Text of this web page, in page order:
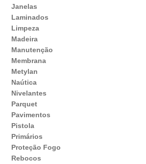
Janelas
Laminados
Limpeza
Madeira
Manutenção
Membrana
Metylan
Naútica
Nivelantes
Parquet
Pavimentos
Pistola
Primários
Proteção Fogo
Rebocos